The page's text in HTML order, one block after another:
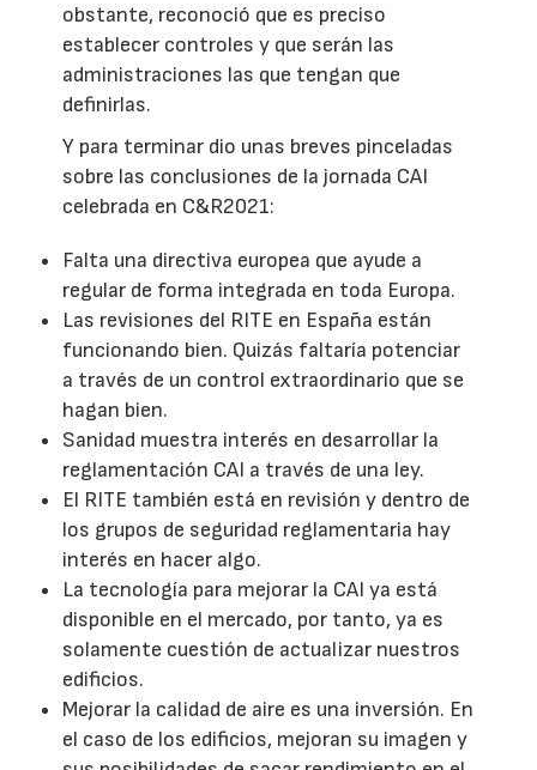
obstante, reconoció que es preciso
establecer controles y que serán las
administraciones las que tengan que
definirlas.
Y para terminar dio unas breves pinceladas
sobre las conclusiones de la jornada CAI
celebrada en C&R2021:
Falta una directiva europea que ayude a
regular de forma integrada en toda Europa.
Las revisiones del RITE en España están
funcionando bien. Quizás faltaría potenciar
a través de un control extraordinario que se
hagan bien.
Sanidad muestra interés en desarrollar la
reglamentación CAI a través de una ley.
El RITE también está en revisión y dentro de
los grupos de seguridad reglamentaria hay
interés en hacer algo.
La tecnología para mejorar la CAI ya está
disponible en el mercado, por tanto, ya es
solamente cuestión de actualizar nuestros
edificios.
Mejorar la calidad de aire es una inversión. En
el caso de los edificios, mejoran su imagen y